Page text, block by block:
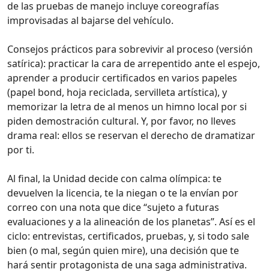
de las pruebas de manejo incluye coreografías
improvisadas al bajarse del vehículo.
Consejos prácticos para sobrevivir al proceso (versión
satírica): practicar la cara de arrepentido ante el espejo,
aprender a producir certificados en varios papeles
(papel bond, hoja reciclada, servilleta artística), y
memorizar la letra de al menos un himno local por si
piden demostración cultural. Y, por favor, no lleves
drama real: ellos se reservan el derecho de dramatizar
por ti.
Al final, la Unidad decide con calma olímpica: te
devuelven la licencia, te la niegan o te la envían por
correo con una nota que dice “sujeto a futuras
evaluaciones y a la alineación de los planetas”. Así es el
ciclo: entrevistas, certificados, pruebas, y, si todo sale
bien (o mal, según quien mire), una decisión que te
hará sentir protagonista de una saga administrativa.